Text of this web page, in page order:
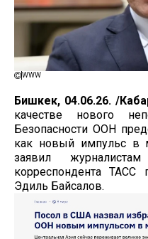
WWW
Бишкек, 04.06.26. /
качестве нового
Безопасности ООН
как новый импульс в
заявил
корреспондента
Эдиль Байсалов.